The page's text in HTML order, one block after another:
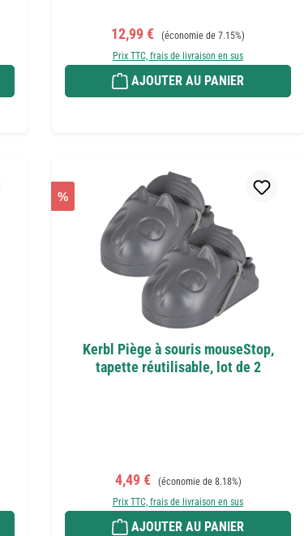
Prix de vente :
12,99 € Prix régulier :
(économie de 7.15%)
Prix TTC, frais de livraison en sus
AJOUTER AU PANIER
%
Kerbl Piège à souris mouseStop,
tapette réutilisable, lot de 2
Prix de vente :
4,49 € Prix régulier :
(économie de 8.18%)
Prix TTC, frais de livraison en sus
AJOUTER AU PANIER